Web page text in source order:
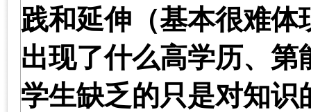
践和延伸（基本很难
出现了什么高学历、
学生缺乏的只是对知